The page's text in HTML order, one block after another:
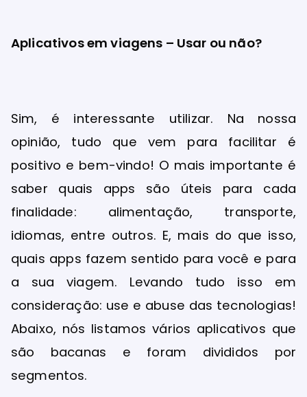
Aplicativos em viagens – Usar ou não?
Sim, é interessante utilizar. Na nossa
opinião, tudo que vem para facilitar é
positivo e bem-vindo! O mais importante é
saber quais apps são úteis para cada
finalidade: alimentação, transporte,
idiomas, entre outros. E, mais do que isso,
quais apps fazem sentido para você e para
a sua viagem. Levando tudo isso em
consideração: use e abuse das tecnologias!
Abaixo, nós listamos vários aplicativos que
são bacanas e foram divididos por
segmentos.